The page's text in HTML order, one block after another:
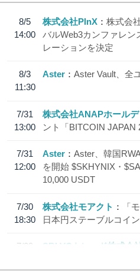
8/5
14:00
株式会社PlnX
株式会
バルWeb3カンファレン
レーションを決定
8/3
11:30
Aster Aster Vault、全
7/31
13:00
株式会社ANAPホール
ント「BITCOIN JAPAN
7/31
12:00
Aster
Aster、韓国
を開始 $SKHYNIX・
10,000 USDT
7/30
18:30
株式会社モアクト
「
日本円ステーブルコイ
7/29
SBI VCトレード株式会社